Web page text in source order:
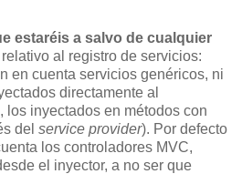
estaréis a salvo de cualquier
al registro de servicios:
en cuenta servicios genéricos, ni
directamente al
los inyectados en métodos con
del service provider). Por defecto
los controladores MVC,
el inyector, a no ser que